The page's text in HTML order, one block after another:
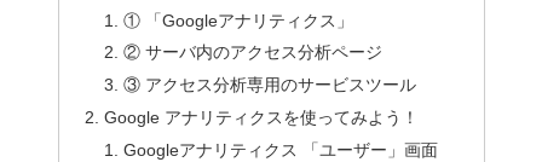
① 「Googleアナリティクス」
② サーバ内のアクセス分析ページ
③ アクセス分析専用のサービスツール
Google アナリティクスを使ってみよう！
Googleアナリティクス 「ユーザー」画面